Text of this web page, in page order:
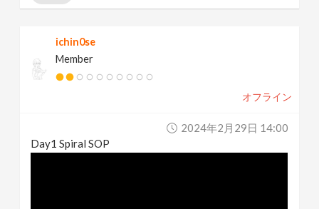
ichin0se
Member
オフライン
2024年2月29日 14:00
Day1 Spiral SOP